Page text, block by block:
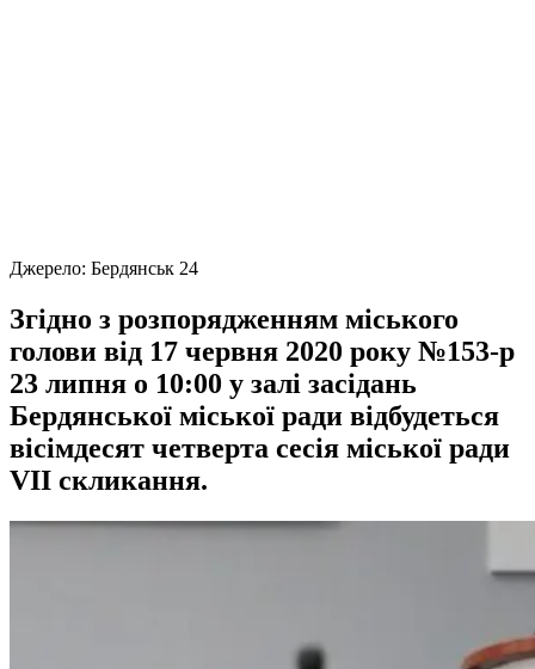
Джерело: Бердянськ 24
Згідно з розпорядженням міського
голови від 17 червня 2020 року №153-р
23 липня о 10:00 у залі засідань
Бердянської міської ради відбудеться
вісімдесят четверта сесія міської ради
VIІ скликання.